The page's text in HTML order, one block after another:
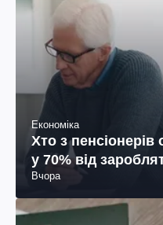
Економіка
Хто з
у 70% від
Вчора